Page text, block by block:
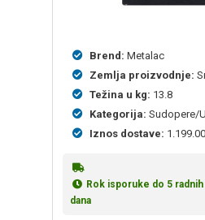
Brend: Metalac
Zemlja proizvodnje:
Težina u kg: 13.8
Kategorija: Sudopere/
Iznos dostave:
Rok isporuke do 5 radnih
dana